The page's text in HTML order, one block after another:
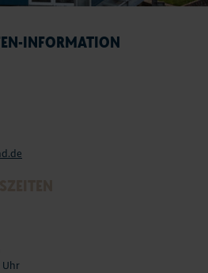
INFORMATION
Uhr